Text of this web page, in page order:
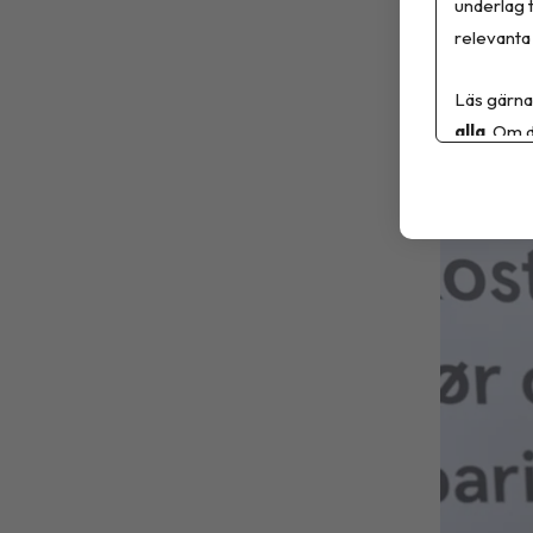
i
6
underlag
relevanta
Läs
alla .